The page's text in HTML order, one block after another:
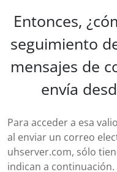
Entonces,
seguimiento
mensajes de
envía
Para acceder a esa
al enviar un correo
uhserver.com, sólo
indican a